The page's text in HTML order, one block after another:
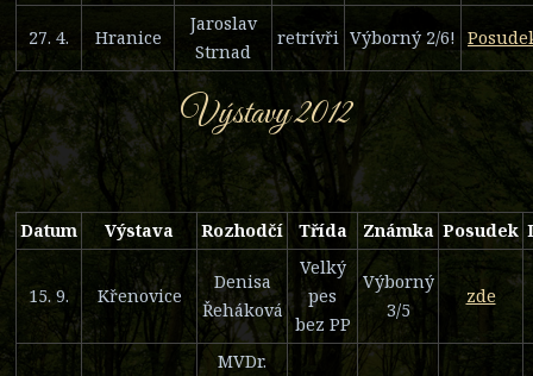
27. 4. Hranice
Jaroslav
Strnad
retrívři Výborný 2/6!
Výstavy 2012
Datum Výstava Rozhodčí Třída Známka Posudek
15. 9. Křenovice
Denisa
Řeháková
Velký
pes
bez PP
Výborný
3/5
zde
MVDr.